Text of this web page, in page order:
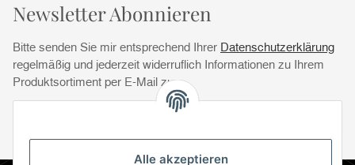
Alle akzeptieren
Newsletter Abonnieren
Bitte senden Sie mir entsprechend Ihrer Datenschutzerklärung
regelmäßig und jederzeit widerruflich Informationen zu Ihrem
Produktsortiment per E-Mail zu.
Newsletter Abonnieren